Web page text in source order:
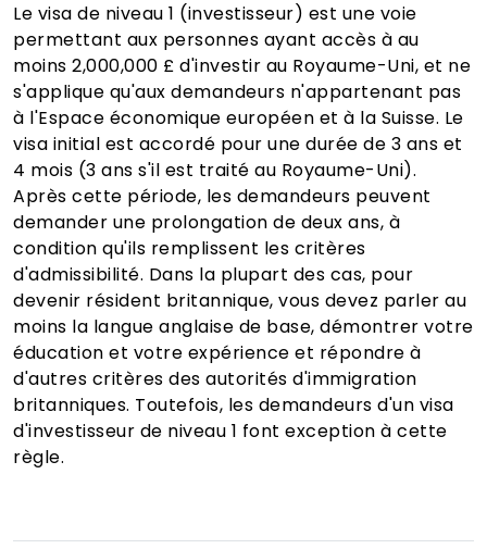
Le visa de niveau 1 (investisseur) est une voie
permettant aux personnes ayant accès à au
moins 2,000,000 £ d'investir au Royaume-Uni, et ne
s'applique qu'aux demandeurs n'appartenant pas
à l'Espace économique européen et à la Suisse. Le
visa initial est accordé pour une durée de 3 ans et
4 mois (3 ans s'il est traité au Royaume-Uni).
Après cette période, les demandeurs peuvent
demander une prolongation de deux ans, à
condition qu'ils remplissent les critères
d'admissibilité. Dans la plupart des cas, pour
devenir résident britannique, vous devez parler au
moins la langue anglaise de base, démontrer votre
éducation et votre expérience et répondre à
d'autres critères des autorités d'immigration
britanniques. Toutefois, les demandeurs d'un visa
d'investisseur de niveau 1 font exception à cette
règle.